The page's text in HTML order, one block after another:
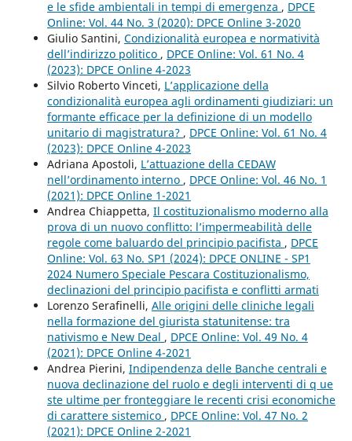
e le sfide ambientali in tempi di emergenza , DPCE
Online: Vol. 44 No. 3 (2020): DPCE Online 3-2020
Giulio Santini, Condizionalità europea e normatività
dell’indirizzo politico , DPCE Online: Vol. 61 No. 4
(2023): DPCE Online 4-2023
Silvio Roberto Vinceti, L’applicazione della
condizionalità europea agli ordinamenti giudiziari: un
formante efficace per la definizione di un modello
unitario di magistratura? , DPCE Online: Vol. 61 No. 4
(2023): DPCE Online 4-2023
Adriana Apostoli, L’attuazione della CEDAW
nell’ordinamento interno , DPCE Online: Vol. 46 No. 1
(2021): DPCE Online 1-2021
Andrea Chiappetta, Il costituzionalismo moderno alla
prova di un nuovo conflitto: l’impermeabilità delle
regole come baluardo del principio pacifista , DPCE
Online: Vol. 63 No. SP1 (2024): DPCE ONLINE - SP1
2024 Numero Speciale Pescara Costituzionalismo,
declinazioni del principio pacifista e conflitti armati
Lorenzo Serafinelli, Alle origini delle cliniche legali
nella formazione del giurista statunitense: tra
nativismo e New Deal , DPCE Online: Vol. 49 No. 4
(2021): DPCE Online 4-2021
Andrea Pierini, Indipendenza delle Banche centrali e
nuova declinazione del ruolo e degli interventi di q ue
ste ultime per fronteggiare le recenti crisi economiche
di carattere sistemico , DPCE Online: Vol. 47 No. 2
(2021): DPCE Online 2-2021